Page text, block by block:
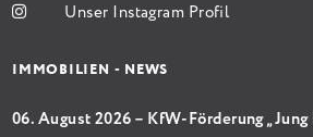
Unser Instagram Profil
IMMOBILIEN - NEWS